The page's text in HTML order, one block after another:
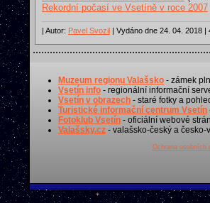
Rekordní počasí ve Vsetíně v roce 2007
| Autor: Pavel Svozil | Vydáno dne 24. 04. 2018 |
Muzeum regionu Valašsko - zámek
Vsetín info - regionální informační
Vsetín v obrazech - staré fotky a
Turistické informační centrum Vsetín
Fotoklub Vsetín - oficiální webové
Valašsky.cz - valašsko-český a česko-
Ochrana osobních